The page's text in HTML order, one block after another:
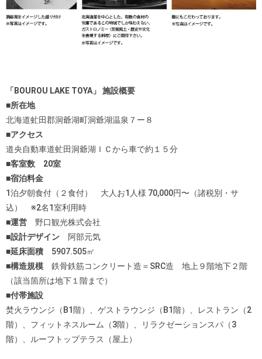
「BOUROU LAKE TOYA」 施設概要
■所在地
北海道虻田郡洞爺湖町洞爺湖温泉７ー８
■アクセス
道央自動車道虻田洞爺湖ＩＣから車で約１５分
■客室数 20室
■宿泊料金
1泊夕朝食付（２食付） 大人お1人様 70,000円〜（諸税別・サ
込） ※2名1室利用時
■運営 野口観光株式会社
■設計デザイン 阿部元気
■延床面積 5907.505㎡
■構造規模 鉄骨鉄筋コンクリート造＝SRC造 地上９階地下２階
（該当箇所は地下１階まで）
■付帯施設
焚火ラウンジ（B1階）、ゲストラウンジ（B1階）、レストラン（2
階）、フィットネスルーム（3階）、リラクゼーションスパ（3
階）、ルーフトップテラス（屋上）